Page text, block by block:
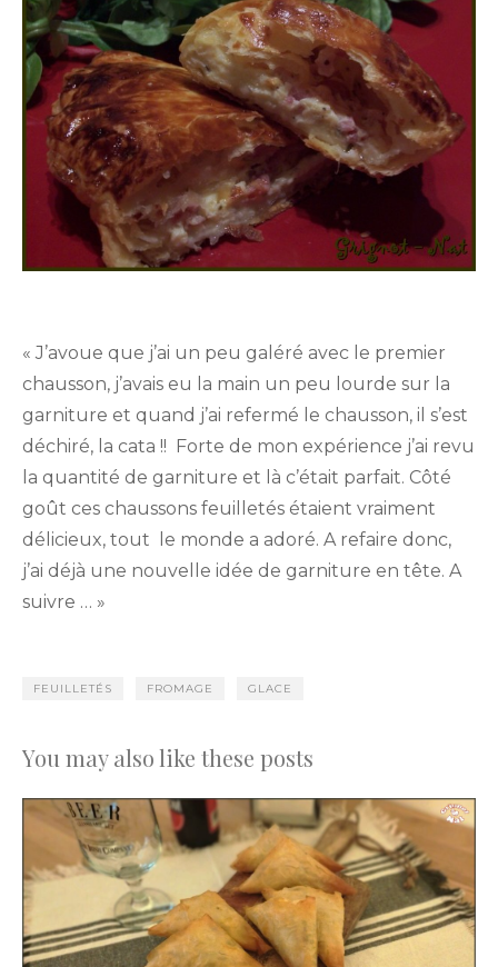
« J’avoue que j’ai un peu galéré avec le premier
chausson, j’avais eu la main un peu lourde sur la
garniture et quand j’ai refermé le chausson, il s’est
déchiré, la cata !! Forte de mon expérience j’ai revu
la quantité de garniture et là c’était parfait. Côté
goût ces chaussons feuilletés étaient vraiment
délicieux, tout le monde a adoré. A refaire donc,
j’ai déjà une nouvelle idée de garniture en tête. A
suivre … »
FEUILLETÉS FROMAGE GLACE
You may also like these posts